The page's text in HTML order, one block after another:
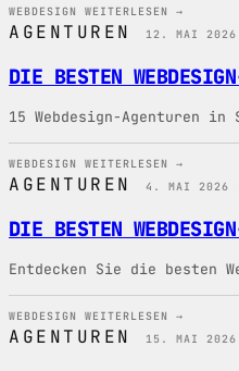
WEBDESIGN WEITERLESEN →
AGENTUREN 12. MAI
DIE BESTEN
15 Webdesign-Agenturen
WEBDESIGN WEITERLESEN →
AGENTUREN 4. MAI 2026
DIE BESTEN
Entdecken Sie die besten
WEBDESIGN WEITERLESEN →
AGENTUREN 15. MAI